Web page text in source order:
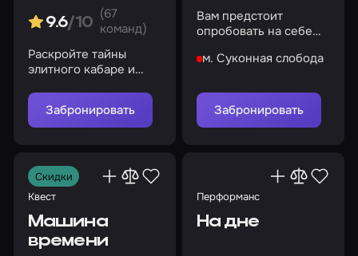
9.6/10
(67
команд)
Раскройте тайны
элитного кабаре и
Забронировать
Вам предстоит
опробовать на себе
испытали несчастные
Баррелл
м. Суконная слобода
Забронировать
Скидки
Квест
Машина
времени
Перформанс
На дне